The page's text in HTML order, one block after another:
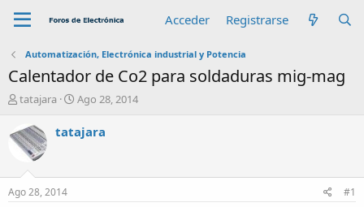
Acceder Registrarse
Automatización, Electrónica industrial y Potencia
Calentador de Co2 para soldaduras mig-mag
A
t
o
tatajara
F
c
h
Ago 28, 2014
tatajara
Ago 28, 2014 #1